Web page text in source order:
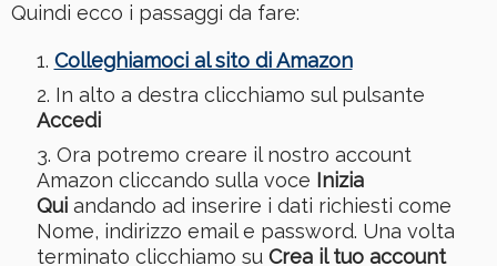
Quindi ecco i passaggi da fare:
Colleghiamoci al sito di Amazon
In alto a destra clicchiamo sul pulsante
Accedi
Ora potremo creare il nostro account
Amazon cliccando sulla voce Inizia
Qui andando ad inserire i dati richiesti come
Nome, indirizzo email e password. Una volta
terminato clicchiamo su Crea il tuo account